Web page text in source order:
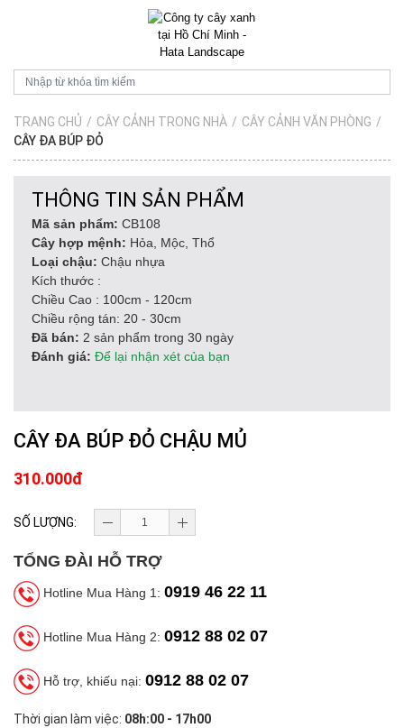
TRANG CHỦ / CÂY CẢNH TRONG NHÀ / CÂY CẢNH VĂN PHÒNG /
CÂY ĐA BÚP ĐỎ
THÔNG TIN SẢN PHẨM
Mã sản phẩm: CB108
Cây hợp mệnh: Hỏa, Mộc, Thổ
Loại chậu: Chậu nhựa
Kích thước :
Chiều Cao : 100cm - 120cm
Chiều rộng tán: 20 - 30cm
Đã bán: 2 sản phẩm trong 30 ngày
Đánh giá: Để lại nhận xét của bạn
CÂY ĐA BÚP ĐỎ CHẬU MỦ
310.000đ
SỐ LƯỢNG:
TỔNG ĐÀI HỖ TRỢ
Hotline Mua Hàng 1: 0919 46 22 11
Hotline Mua Hàng 2: 0912 88 02 07
Hỗ trợ, khiếu nại: 0912 88 02 07
Thời gian làm việc: 08h:00 - 17h00